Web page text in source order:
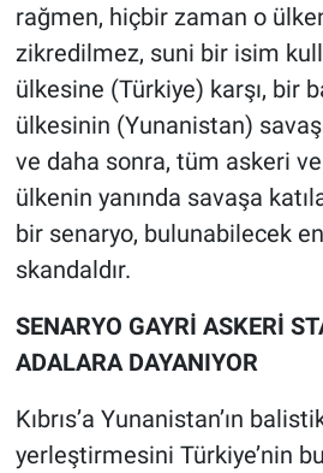
rağmen, hiçbir zaman o
zikredilmez, suni bir isim
ülkesine (Türkiye) karşı, bir
ülkesinin (Yunanistan)
ve daha sonra, tüm askeri
ülkenin yanında savaşa
bir senaryo, bulunabilecek
skandaldır.
SENARYO GAYRİ ASKERİ
ADALARA DAYANIYOR
Kıbrıs’a Yunanistan’ın
yerleştirmesini Türkiye’nin